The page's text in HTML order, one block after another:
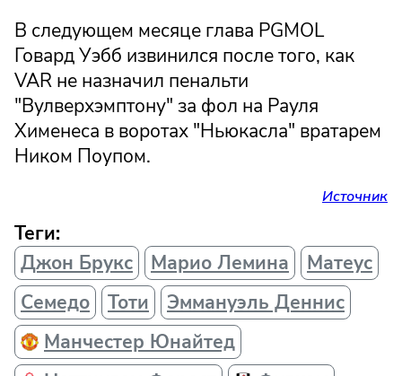
В следующем месяце глава PGMOL
Говард Уэбб извинился после того, как
VAR не назначил пенальти
"Вулверхэмптону" за фол на Рауля
Хименеса в воротах "Ньюкасла" вратарем
Ником Поупом.
Источник
Теги:
Джон Брукс
Марио Лемина
Матеус
Семедо
Тоти
Эммануэль Деннис
Манчестер Юнайтед